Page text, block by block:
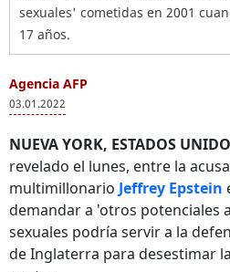
sexuales' cometidas en 2001
17 años.
Agencia AFP
03.01.2022
NUEVA YORK, ESTADOS
revelado el lunes, entre la
multimillonario Jeffrey Epstein
demandar a 'otros potenciales
sexuales podría servir a la
de Inglaterra para desestimar